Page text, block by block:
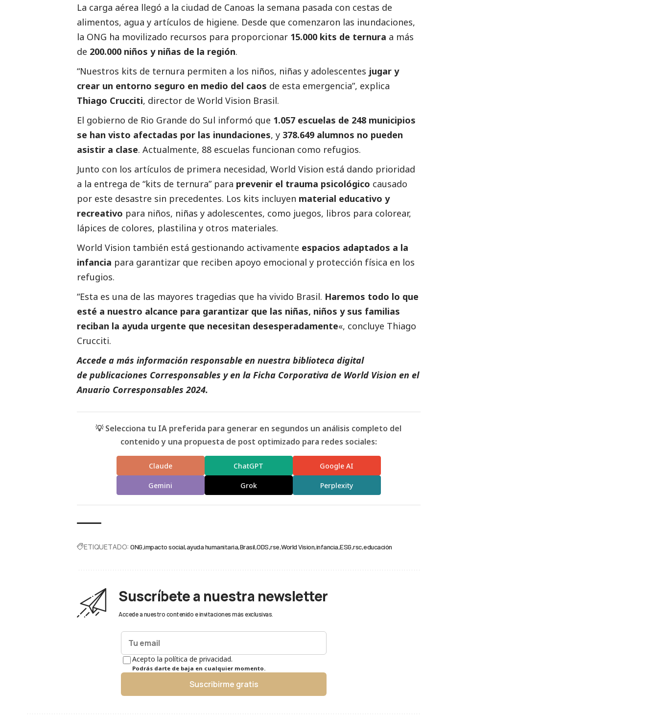
La carga aérea llegó a la ciudad de Canoas la semana pasada con cestas de
alimentos, agua y artículos de higiene. Desde que comenzaron las inundaciones,
la ONG ha movilizado recursos para proporcionar 15.000 kits de ternura a más
de 200.000 niños y niñas de la región.
“Nuestros kits de ternura permiten a los niños, niñas y adolescentes jugar y
crear un entorno seguro en medio del caos de esta emergencia”, explica
Thiago Crucciti, director de World Vision Brasil.
El gobierno de Rio Grande do Sul informó que 1.057 escuelas de 248 municipios
se han visto afectadas por las inundaciones, y 378.649 alumnos no pueden
asistir a clase. Actualmente, 88 escuelas funcionan como refugios.
Junto con los artículos de primera necesidad, World Vision está dando prioridad
a la entrega de “kits de ternura” para prevenir el trauma psicológico causado
por este desastre sin precedentes. Los kits incluyen material educativo y
recreativo para niños, niñas y adolescentes, como juegos, libros para colorear,
lápices de colores, plastilina y otros materiales.
World Vision también está gestionando activamente espacios adaptados a la
infancia para garantizar que reciben apoyo emocional y protección física en los
refugios.
“Esta es una de las mayores tragedias que ha vivido Brasil. Haremos todo lo que
esté a nuestro alcance para garantizar que las niñas, niños y sus familias
reciban la ayuda urgente que necesitan desesperadamente«, concluye Thiago
Crucciti.
Accede a más información responsable en nuestra biblioteca digital
de publicaciones Corresponsables y en la Ficha Corporativa de World Vision en el
Anuario Corresponsables 2024.
💡 Selecciona tu IA preferida para generar en segundos un análisis completo del
contenido y una propuesta de post optimizado para redes sociales:
Claude ChatGPT Google AI
Gemini Grok Perplexity
ETIQUETADO: ONG impacto social ayuda humanitaria Brasil ODS rse World Vision infancia ESG rsc educación
Suscríbete a nuestra newsletter
Accede a nuestro contenido e invitaciones más exclusivas.
Acepto la política de privacidad.
Podrás darte de baja en cualquier momento.
Suscribirme gratis